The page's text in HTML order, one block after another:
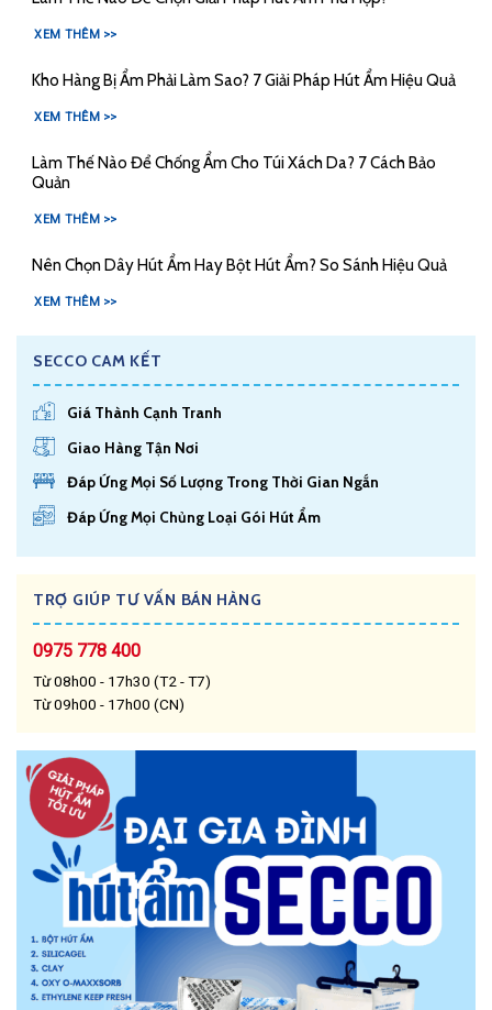
XEM THÊM >>
Kho Hàng Bị Ẩm Phải Làm Sao? 7 Giải Pháp Hút Ẩm Hiệu Quả
XEM THÊM >>
Làm Thế Nào Để Chống Ẩm Cho Túi Xách Da? 7 Cách Bảo
Quản
XEM THÊM >>
Nên Chọn Dây Hút Ẩm Hay Bột Hút Ẩm? So Sánh Hiệu Quả
XEM THÊM >>
SECCO CAM KẾT
Giá Thành Cạnh Tranh
Giao Hàng Tận Nơi
Đáp Ứng Mọi Số Lượng Trong Thời Gian Ngắn
Đáp Ứng Mọi Chủng Loại Gói Hút Ẩm
TRỢ GIÚP TƯ VẤN BÁN HÀNG
0975 778 400
Từ 08h00 - 17h30 (T2 - T7)
Từ 09h00 - 17h00 (CN)